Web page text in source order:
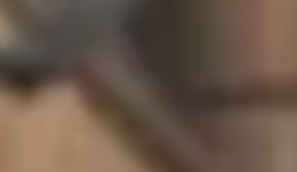
全球奖学金的金额可能
如需了解更多信息，请
可申请奖励成
完成预科课程（本科预
学金。